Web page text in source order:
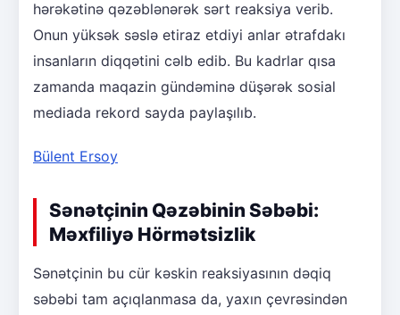
hərəkətinə qəzəblənərək sərt reaksiya verib.
Onun yüksək səslə etiraz etdiyi anlar ətrafdakı
insanların diqqətini cəlb edib. Bu kadrlar qısa
zamanda maqazin gündəminə düşərək sosial
mediada rekord sayda paylaşılıb.
Bülent Ersoy
Sənətçinin Qəzəbinin Səbəbi:
Məxfiliyə Hörmətsizlik
Sənətçinin bu cür kəskin reaksiyasının dəqiq
səbəbi tam açıqlanmasa da, yaxın çevrəsindən